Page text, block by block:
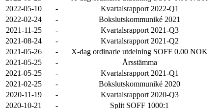
2022-05-10
-
Kvartalsrapport 2022-Q1
2022-02-24
-
Bokslutskommuniké 2021
2021-11-25
-
Kvartalsrapport 2021-Q3
2021-08-24
-
Kvartalsrapport 2021-Q2
2021-05-26
-
X-dag ordinarie utdelning SOFF 0.00 NOK
2021-05-25
-
Årsstämma
2021-05-25
-
Kvartalsrapport 2021-Q1
2021-02-25
-
Bokslutskommuniké 2020
2020-11-19
-
Kvartalsrapport 2020-Q3
2020-10-21
-
Split SOFF 1000:1